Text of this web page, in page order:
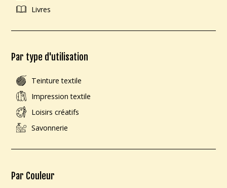
Livres
Par type d'utilisation
Teinture textile
Impression textile
Loisirs créatifs
Savonnerie
Par Couleur